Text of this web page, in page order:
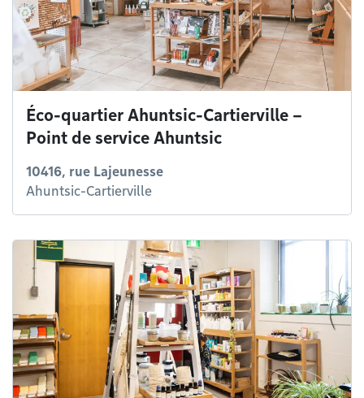
Éco-quartier Ahuntsic-Cartierville –
Point de service Ahuntsic
10416, rue Lajeunesse
Ahuntsic-Cartierville